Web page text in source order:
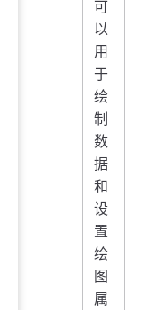
可
以
用
于
绘
制
数
据
和
设
置
绘
图
属